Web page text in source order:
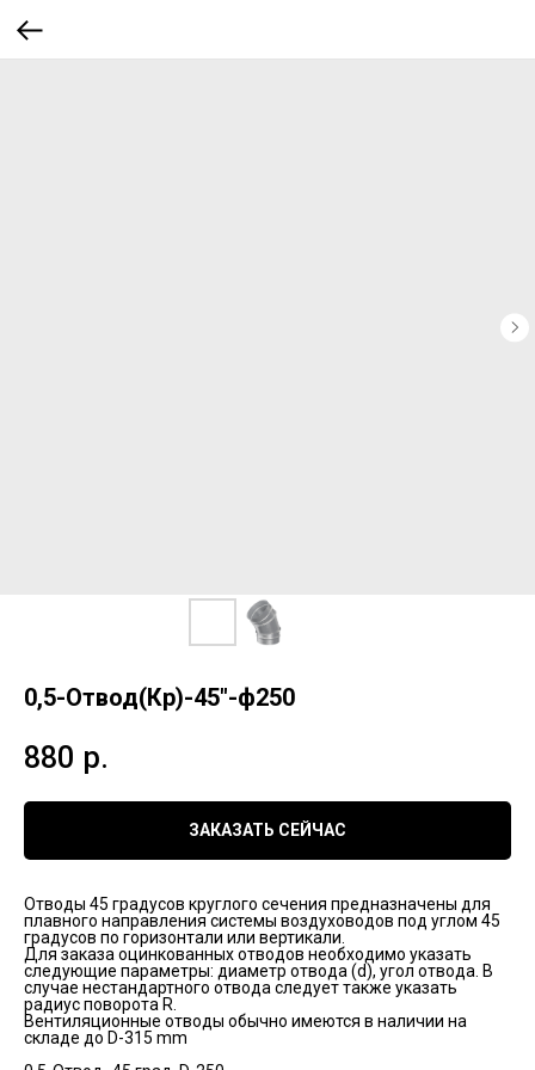
0,5-Отвод(Кр)-45"-ф250
880 р.
ЗАКАЗАТЬ СЕЙЧАС
Отводы 45 градусов круглого сечения предназначены для
плавного направления системы воздуховодов под углом 45
градусов по горизонтали или вертикали.
Для заказа оцинкованных отводов необходимо указать
следующие параметры: диаметр отвода (d), угол отвода. В
случае нестандартного отвода следует также указать
радиус поворота R.
Вентиляционные отводы обычно имеются в наличии на
складе до D-315 mm